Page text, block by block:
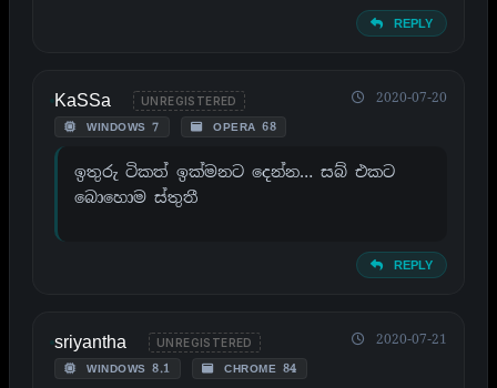
REPLY
KaSSa UNREGISTERED
WINDOWS 7 OPERA 68
2020-07-20
ඉතුරු ටිකත් ඉක්මනට දෙන්න… සබ් එකට
බොහොම ස්තුතී
REPLY
sriyantha UNREGISTERED
WINDOWS 8.1 CHROME 84
2020-07-21